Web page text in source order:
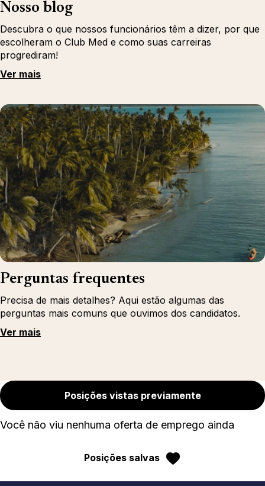
Nosso blog
Descubra o que nossos funcionários têm a dizer, por que
escolheram o Club Med e como suas carreiras
progrediram!
Ver mais
Perguntas frequentes
Precisa de mais detalhes? Aqui estão algumas das
perguntas mais comuns que ouvimos dos candidatos.
Ver mais
Posições vistas previamente
Você não viu nenhuma oferta de emprego ainda
Posições salvas